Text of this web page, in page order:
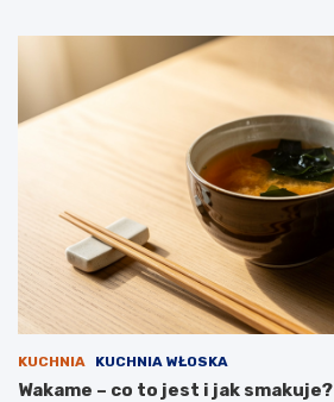
KUCHNIA KUCHNIA WŁOSKA
Wakame – co to jest i jak smakuje?